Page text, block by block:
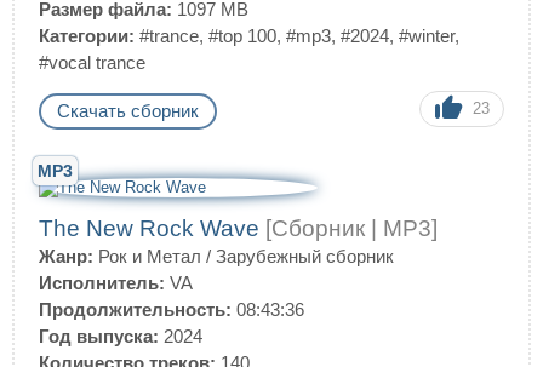
Размер файла: 1097 MB
Категории: #trance, #top 100, #mp3, #2024, #winter,
#vocal trance
Скачать сборник 23
MP3
The New Rock Wave [Сборник | MP3]
Жанр: Рок и Метал / Зарубежный сборник
Исполнитель: VA
Продолжительность: 08:43:36
Год выпуска: 2024
Количество треков: 140